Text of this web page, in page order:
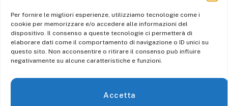
Per fornire le migliori esperienze, utilizziamo tecnologie come i
cookie per memorizzare e/o accedere alle informazioni del
dispositivo. Il consenso a queste tecnologie ci permetterà di
elaborare dati come il comportamento di navigazione o ID unici su
questo sito. Non acconsentire o ritirare il consenso può influire
negativamente su alcune caratteristiche e funzioni.
Accetta
Attualità
Politica
Cronaca
Economia